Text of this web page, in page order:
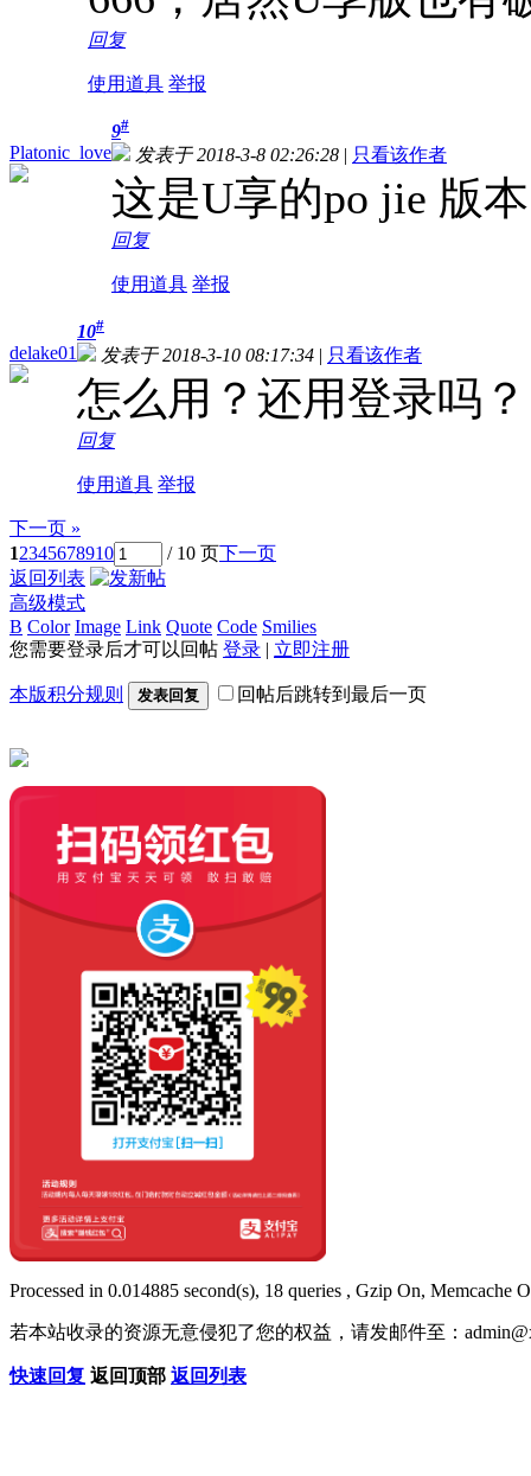
回复
使用道具 举报
Platonic_love
9#
发表于 2018-3-8 02:26:28 | 只看该作者
这是U享的po jie 版
回复
使用道具 举报
delake01
10#
发表于 2018-3-10 08:17:34 | 只看该作者
怎么用？还用登录吗？
回复
使用道具 举报
下一页 »
12345678910 / 10 页下一页
返回列表
高级模式
B Color Image Link Quote Code Smilies
您需要登录后才可以回帖 登录 | 立即注册
本版积分规则 发表回复 回帖后跳转到最后一页
Processed in 0.014885 second(s), 18 queries , Gzip On, Memcache
若本站收录的资源无意侵犯了您的权益，请发邮件至：
快速回复 返回顶部 返回列表